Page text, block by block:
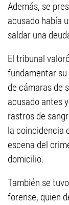
Además, se
acusado había
saldar una
El tribunal
fundamentar
de cámaras de
acusado antes
rastros de
la coincidencia
escena del
domicilio.
También se
forense, quien